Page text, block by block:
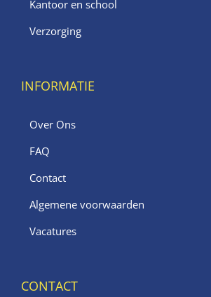
Kantoor en school
Verzorging
INFORMATIE
Over Ons
FAQ
Contact
Algemene voorwaarden
Vacatures
CONTACT